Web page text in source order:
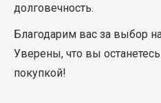
Технические жидкости
Весь раздел
долговечность.
Благодарим вас за выбор
Уверены, что вы
покупкой!